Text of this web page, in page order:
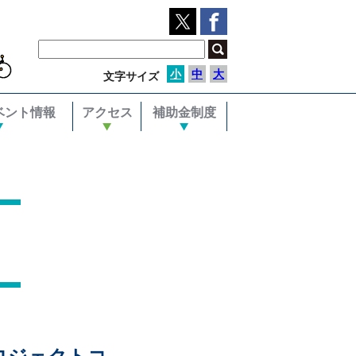
ント情報 アクセス 補助金制度
文字サイズ 小 中 大